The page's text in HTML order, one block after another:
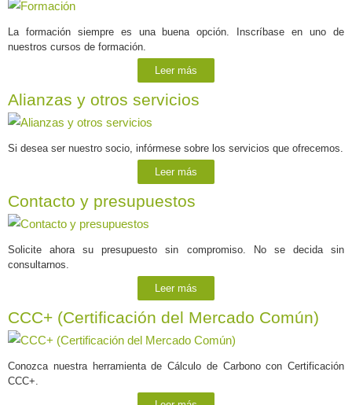
La formación siempre es una buena opción. Inscríbase en uno de
nuestros cursos de formación.
Leer más
Alianzas y otros servicios
Si desea ser nuestro socio, infórmese sobre los servicios que ofrecemos.
Leer más
Contacto y presupuestos
Solicite ahora su presupuesto sin compromiso. No se decida sin
consultarnos.
Leer más
CCC+ (Certificación del Mercado Común)
Conozca nuestra herramienta de Cálculo de Carbono con Certificación
CCC+.